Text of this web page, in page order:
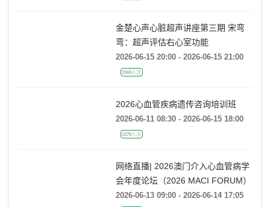
金楚心声心脏超声讲座第三期 宋弯
弯：超声评估右心室功能
2026-06-15 20:00 - 2026-06-15 21:00
2026心血管疾病遗传咨询培训班
2026-06-11 08:30 - 2026-06-15 18:00
网络直播| 2026澳门介入心血管病学
会年度论坛（2026 MACI FORUM）